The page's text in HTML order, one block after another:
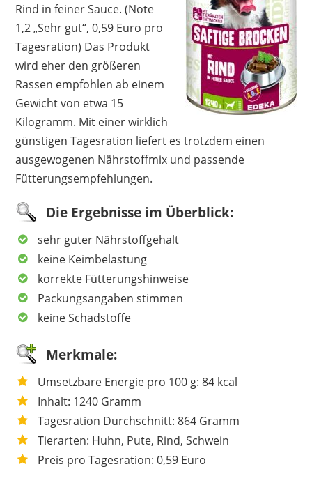
Rind in feiner Sauce. (Note
1,2 „Sehr gut“, 0,59 Euro pro
Tagesration) Das Produkt
wird eher den größeren
Rassen empfohlen ab einem
Gewicht von etwa 15
Kilogramm. Mit einer wirklich
günstigen Tagesration liefert es trotzdem einen
ausgewogenen Nährstoffmix und passende
Fütterungsempfehlungen.
Die Ergebnisse im Überblick:
sehr guter Nährstoffgehalt
keine Keimbelastung
korrekte Fütterungshinweise
Packungsangaben stimmen
keine Schadstoffe
Merkmale:
Umsetzbare Energie pro 100 g: 84 kcal
Inhalt: 1240 Gramm
Tagesration Durchschnitt: 864 Gramm
Tierarten: Huhn, Pute, Rind, Schwein
Preis pro Tagesration: 0,59 Euro